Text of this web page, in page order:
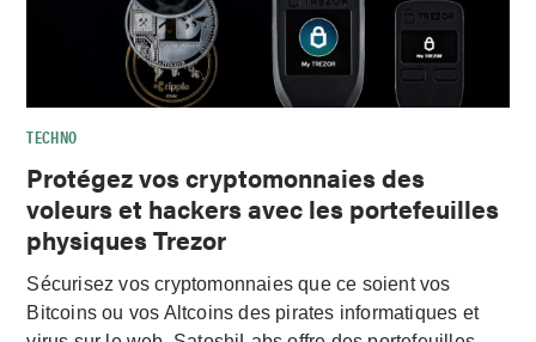
TECHNO
Protégez vos cryptomonnaies des
voleurs et hackers avec les portefeuilles
physiques Trezor
Sécurisez vos cryptomonnaies que ce soient vos
Bitcoins ou vos Altcoins des pirates informatiques et